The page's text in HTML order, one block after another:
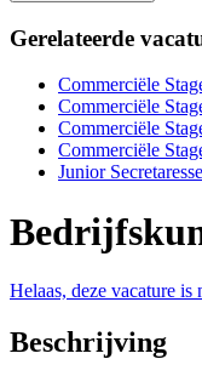
Gerelateerde
Commerciële
Commerciële
Commerciële
Commerciële
Junior
Helaas, deze vacature is
Beschrijving